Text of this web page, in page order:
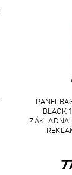
BLACK
ZÁKLADNA